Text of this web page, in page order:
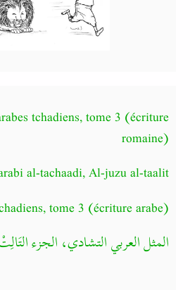
tchadiens, tome 3 (écriture
romaine)
al-tachaadi, Al-juzu al-taalit
tome 3 (écriture arabe)
المثل العربي التشادي، الجزء